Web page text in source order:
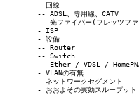
- 回線
-- ADSL、専用線、CATV
-- 光ファイバー(フレッツファ
- ISP
- 設備
-- Router
-- Switch
-- Ether / VDSL /
- VLANの有無
- ネットワークセグメント
- おおよその実効スループット